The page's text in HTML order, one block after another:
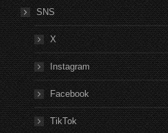
SNS
X
Instagram
Facebook
TikTok